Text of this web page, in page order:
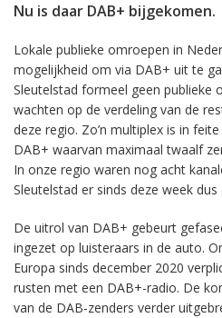
Nu is daar DAB+ bijgekomen.
Lokale publieke omroepen in
mogelijkheid om via DAB+ uit te
Sleutelstad formeel geen publieke
wachten op de verdeling van de
deze regio. Zo’n multiplex is in
DAB+ waarvan maximaal twaalf
In onze regio waren nog acht
Sleutelstad er sinds deze week dus
De uitrol van DAB+ gebeurt
ingezet op luisteraars in de auto.
Europa sinds december 2020
rusten met een DAB+-radio. De
van de DAB-zenders verder